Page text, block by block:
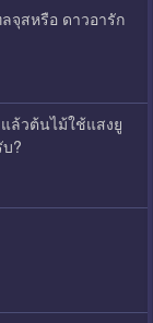
จุสหรือ ดาวอารัก
ล้วต้นไม้ใช้แสงยู
?